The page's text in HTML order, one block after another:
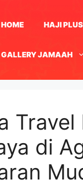
HOME HAJI PLUS
GALLERY JAMAAH
Travel
di